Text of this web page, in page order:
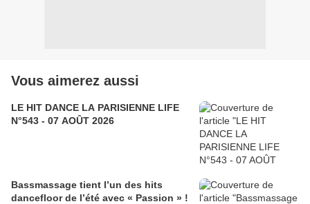
Vous aimerez aussi
LE HIT DANCE LA PARISIENNE LIFE
N°543 - 07 AOÛT 2026
Bassmassage tient l’un des hits
dancefloor de l’été avec « Passion » !